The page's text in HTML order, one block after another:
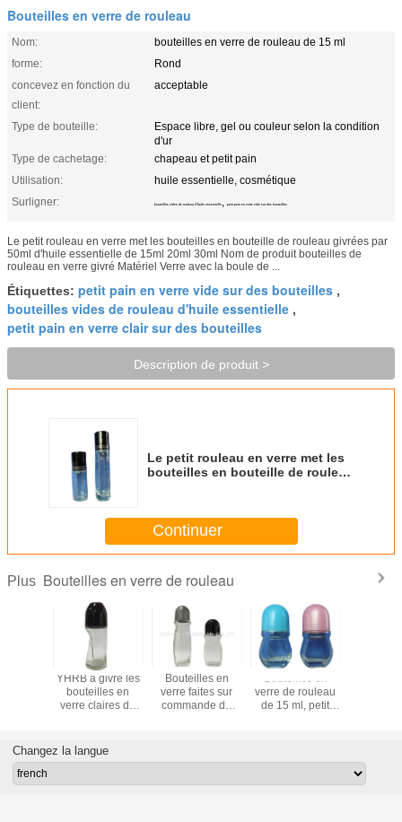
Bouteilles en verre de rouleau
Nom:
bouteilles en verre de rouleau de 15 ml
forme:
Rond
concevez en fonction du
client:
acceptable
Type de bouteille:
Espace libre, gel ou couleur selon la condition
d'ur
Type de cachetage:
chapeau et petit pain
Utilisation:
huile essentielle, cosmétique
Surligner:
bouteilles vides de rouleau d'huile essentielle , petit pain en verre vide sur des bouteilles
Le petit rouleau en verre met les bouteilles en bouteille de rouleau givrées par
50ml d'huile essentielle de 15ml 20ml 30ml Nom de produit bouteilles de
rouleau en verre givré Matériel Verre avec la boule de ...
Étiquettes: petit pain en verre vide sur des bouteilles ,
bouteilles vides de rouleau d'huile essentielle ,
petit pain en verre clair sur des bouteilles
Description de produit >
Le petit rouleau en verre met les
bouteilles en bouteille de rouleau
Continuer
Plus Bouteilles en verre de rouleau
YHRB a givré les
bouteilles en
verre claires de
essentielles 15ml
20ml 30ml 50ml
Bouteilles en
verre faites sur
commande de
huiles
Bouteilles en
verre de rouleau
de 15 ml, petit
chapeau/le type
pain
Changez la langue